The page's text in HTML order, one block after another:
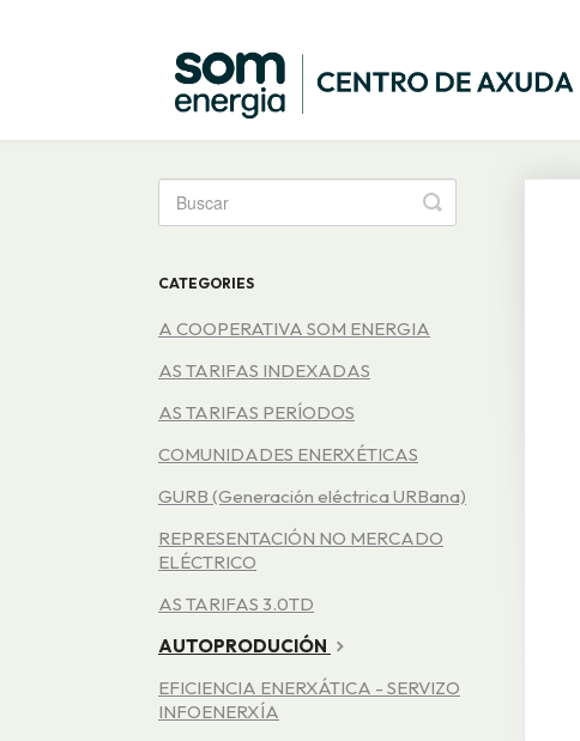
Toggle
Search
CATEGORIES
A COOPERATIVA SOM ENERGIA
AS TARIFAS INDEXADAS
AS TARIFAS PERÍODOS
COMUNIDADES ENERXÉTICAS
GURB (Generación eléctrica URBana)
REPRESENTACIÓN NO MERCADO
ELÉCTRICO
AS TARIFAS 3.0TD
AUTOPRODUCIÓN
EFICIENCIA ENERXÁTICA - SERVIZO
INFOENERXÍA